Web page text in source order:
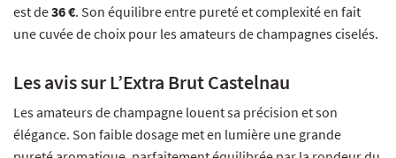
est de36 €. Son équilibre entre pureté et complexité en fait
une cuvée de choix pour les amateurs de champagnes ciselés.
Les avis sur L’Extra Brut Castelnau
Les amateurs de champagne louent sa précision et son
élégance. Son faible dosage met en lumière une grande